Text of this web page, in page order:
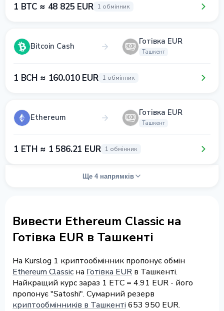
1 BTC ≈ 48 825 EUR 1 обмінник
Bitcoin Cash Готівка EUR
Ташкент
1 BCH ≈ 160.010 EUR 1 обмінник
Ethereum Готівка EUR
Ташкент
1 ETH ≈ 1 586.21 EUR 1 обмінник
Ще 4 напрямків
Вивести Ethereum Classic на
Готівка EUR в Ташкенті
На Kurslog 1 криптообмінник пропонує обмін
Ethereum Classic на Готівка EUR в Ташкенті.
Найкращий курс зараз 1 ETC = 4.91 EUR - його
пропонує "Satoshi". Сумарний резерв
криптообмінників в Ташкенті 653 950 EUR.